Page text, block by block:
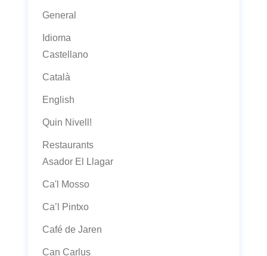
General
Idioma
Castellano
Català
English
Quin Nivell!
Restaurants
Asador El Llagar
Ca'l Mosso
Ca’l Pintxo
Café de Jaren
Can Carlus